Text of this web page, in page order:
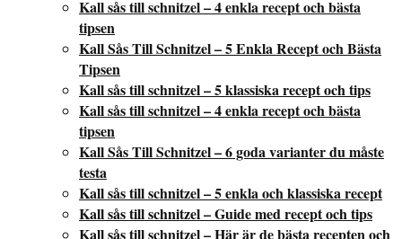
Kall sås till schnitzel – 4 enkla recept och bästa
tipsen
Kall Sås Till Schnitzel – 5 Enkla Recept och Bästa
Tipsen
Kall sås till schnitzel – 5 klassiska recept och tips
Kall sås till schnitzel – 4 enkla recept och bästa
tipsen
Kall Sås Till Schnitzel – 6 goda varianter du måste
testa
Kall sås till schnitzel – 5 enkla och klassiska recept
Kall sås till schnitzel – Guide med recept och tips
Kall sås till schnitzel – Här är de bästa recepten och